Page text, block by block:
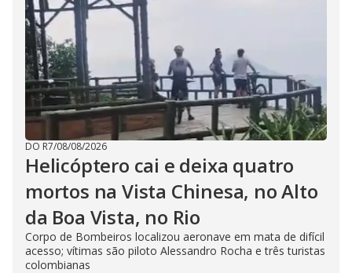
DO R7/08/08/2026
Helicóptero cai e deixa quatro
mortos na Vista Chinesa, no Alto
da Boa Vista, no Rio
Corpo de Bombeiros localizou aeronave em mata de difícil
acesso; vítimas são piloto Alessandro Rocha e três turistas
colombianas